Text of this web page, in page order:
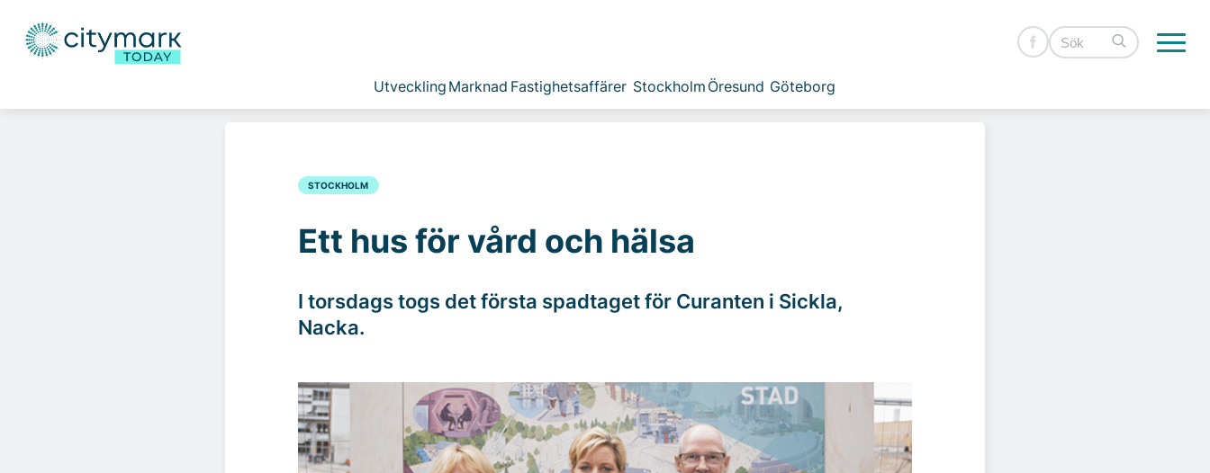
Utveckling Marknad Fastighetsaffärer Stockholm Öresund Göteborg
STOCKHOLM
Ett hus för vård och hälsa
I torsdags togs det första spadtaget för Curanten i Sickla,
Nacka.